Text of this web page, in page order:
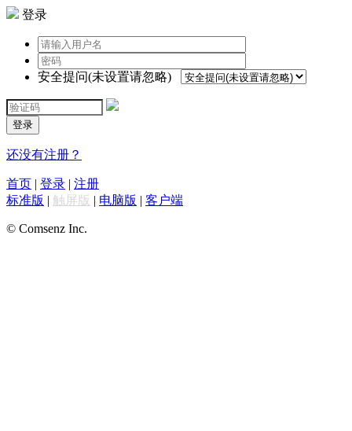
登录
安全提问(未设置请忽略)
登录
还没有注册？
首页 | 登录 | 注册
标准版 | 触屏版 | 电脑版 | 客户端
© Comsenz Inc.